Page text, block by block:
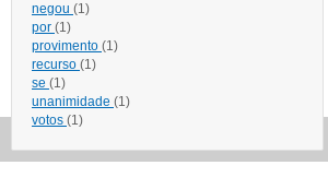
negou (1)
por (1)
provimento (1)
recurso (1)
se (1)
unanimidade (1)
votos (1)